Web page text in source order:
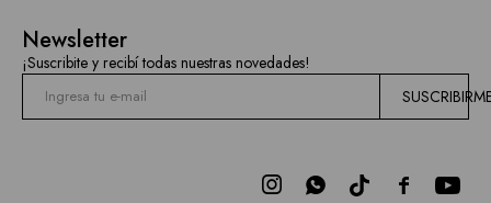
Newsletter
¡Suscribite y recibí todas nuestras novedades!

 